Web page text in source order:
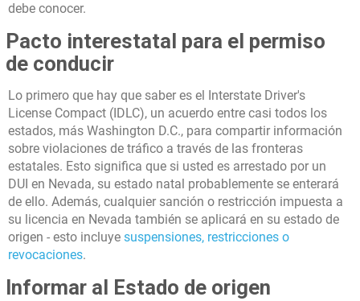
debe conocer.
Pacto interestatal para el permiso
de conducir
Lo primero que hay que saber es el Interstate Driver's
License Compact (IDLC), un acuerdo entre casi todos los
estados, más Washington D.C., para compartir información
sobre violaciones de tráfico a través de las fronteras
estatales. Esto significa que si usted es arrestado por un
DUI en Nevada, su estado natal probablemente se enterará
de ello. Además, cualquier sanción o restricción impuesta a
su licencia en Nevada también se aplicará en su estado de
origen - esto incluye suspensiones, restricciones o
revocaciones.
Informar al Estado de origen